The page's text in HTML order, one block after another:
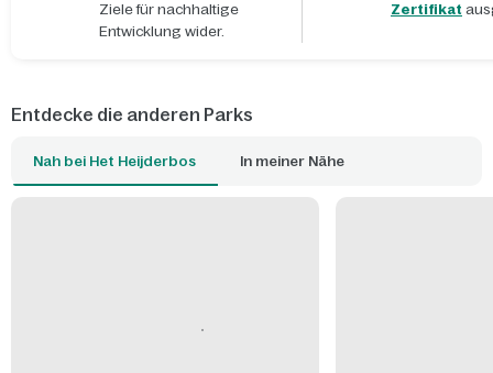
Ziele für nachhaltige
Entwicklung wider.
Zertifikat
Entdecke die anderen Parks
Nah bei Het Heijderbos In meiner Nähe